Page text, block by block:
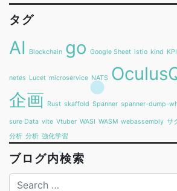
タグ
AI Blockchain go Google Sheet istio kind
netes Lucet microservice NATS
企画 Rust skaffold Spanner spanner-dump-
sure Data vite Vtuber WASI WASM webassembly サ
分析 分析 強化学習
ブログ内検索
Search